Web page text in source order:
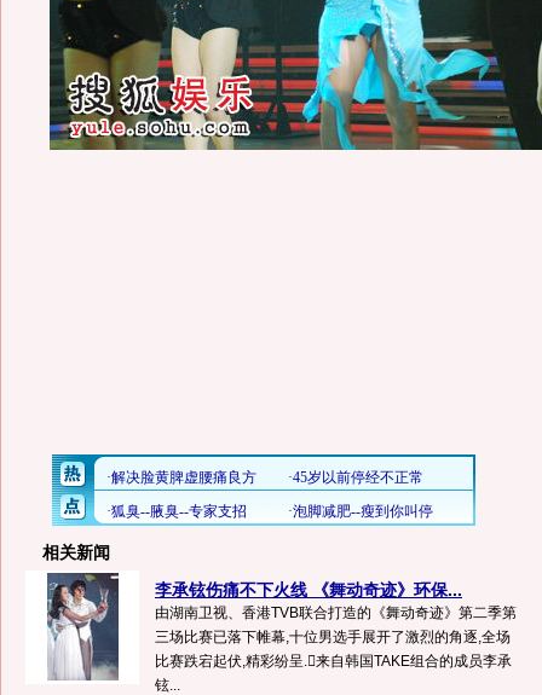
相关新闻
李承铉伤痛不下火线 《舞动奇迹》环保...
由湖南卫视、香港TVB联合打造的《舞动奇迹》第二季第
三场比赛已落下帷幕,十位男选手展开了激烈的角逐,全场
比赛跌宕起伏,精彩纷呈.来自韩国TAKE组合的成员李承
铉...